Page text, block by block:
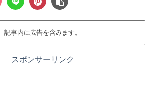
記事内に広告を含みます。
スポンサーリンク